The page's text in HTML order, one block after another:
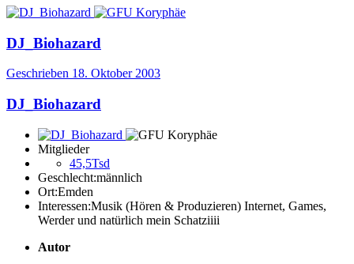
DJ_Biohazard
Geschrieben 18. Oktober 2003
DJ_Biohazard
Mitglieder
45,5Tsd
Geschlecht:männlich
Ort:Emden
Interessen:Musik (Hören & Produzieren) Internet, Games,
Werder und natürlich mein Schatziiii
Autor